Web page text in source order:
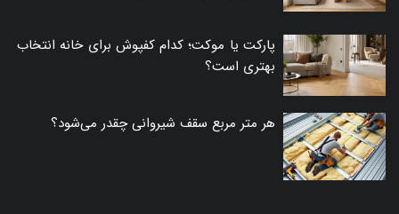
پارکت یا موکت؛ کدام کفپوش برای خانه انتخاب
بهتری است؟
هر متر مربع سقف شیروانی چقدر می‌شود؟